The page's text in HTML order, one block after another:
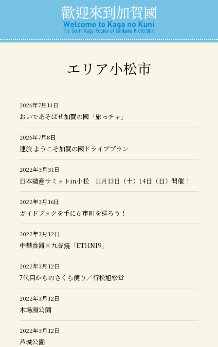
エリア小松市
2026年7月14日
おいであそばせ加賀の國「旅っチャ」
2026年7月8日
速旅 ようこそ加賀の國ドライブプラン
2022年3月31日
日本遺産サミットin小松 11月13日（土）14日（日）開催！
2022年3月16日
ガイドブックを手に６市町を巡ろう！
2022年3月12日
中華食器×九谷焼「ETHNI9」
2022年3月12日
7代目からのさくら便り／行松旭松堂
2022年3月12日
木場潟公園
2022年3月12日
芦城公園